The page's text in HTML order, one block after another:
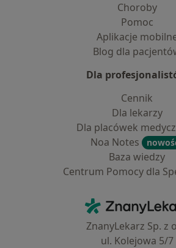
Choroby
Pomoc
Aplikacje
Blog dla
Dla
Cennik
Dla lekarzy
Dla placówek
Noa Notes
Baza wiedzy
Centrum Pomocy dla
ZnanyLekarz Sp. z
ul. Kolejowa 5/7